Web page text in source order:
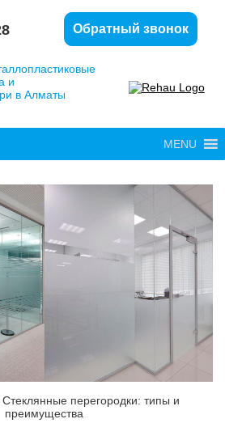
Обратный звонок
и
в Алматы
MENU
Стеклянные перегородки: типы и
преимущества